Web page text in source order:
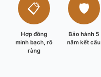
📋
Hợp đồng
minh bạch, rõ
ràng
🛡️
Bảo hành 5
năm kết cấu